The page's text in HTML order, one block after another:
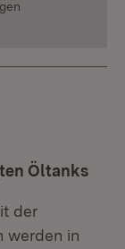
Öltanks
der
werden in